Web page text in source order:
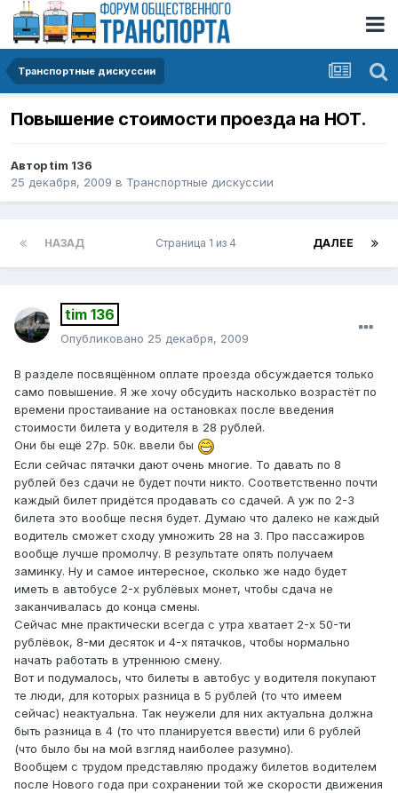
Транспортные дискуссии
Повышение стоимости проезда на НОТ.
Авторtim 136
25 декабря, 2009 в Транспортные дискуссии
НАЗАД ДАЛЕЕ
Страница 1 из 4
tim 136
Опубликовано 25 декабря, 2009
В разделе посвящённом оплате проезда обсуждается только
само повышение. Я же хочу обсудить насколько возрастёт по
времени простаивание на остановках после введения
стоимости билета у водителя в 28 рублей.
Они бы ещё 27р. 50к. ввели бы
Если сейчас пятачки дают очень многие. То давать по 8
рублей без сдачи не будет почти никто. Соответственно почти
каждый билет придётся продавать со сдачей. А уж по 2-3
билета это вообще песня будет. Думаю что далеко не каждый
водитель сможет сходу умножить 28 на 3. Про пассажиров
вообще лучше промолчу. В результате опять получаем
заминку. Ну и самое интересное, сколько же надо будет
иметь в автобусе 2-х рублёвых монет, чтобы сдача не
заканчивалась до конца смены.
Сейчас мне практически всегда с утра хватает 2-х 50-ти
рублёвок, 8-ми десяток и 4-х пятачков, чтобы нормально
начать работать в утреннюю смену.
Вот и подумалось, что билеты в автобус у водителя покупают
те люди, для которых разница в 5 рублей (то что имеем
сейчас) неактуальна. Так неужели для них актуальна должна
быть разница в 4 (то что планируется ввести) или 6 рублей
(что было бы на мой взгляд наиболее разумно).
Вообщем с трудом представляю продажу билетов водителем
после Нового года при сохранении той же скорости движения